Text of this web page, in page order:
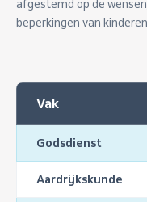
afgestemd op de
beperkingen van
Vak
Godsdienst
Aardrijkskunde